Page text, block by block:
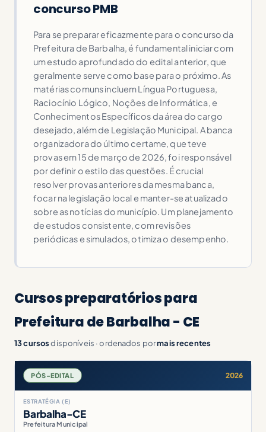
concurso PMB
Para se preparar eficazmente para o concurso da
Prefeitura de Barbalha, é fundamental iniciar com
um estudo aprofundado do edital anterior, que
geralmente serve como base para o próximo. As
matérias comuns incluem Língua Portuguesa,
Raciocínio Lógico, Noções de Informática, e
Conhecimentos Específicos da área do cargo
desejado, além de Legislação Municipal. A banca
organizadora do último certame, que teve
provas em 15 de março de 2026, foi responsável
por definir o estilo das questões. É crucial
resolver provas anteriores da mesma banca,
focar na legislação local e manter-se atualizado
sobre as notícias do município. Um planejamento
de estudos consistente, com revisões
periódicas e simulados, otimiza o desempenho.
Cursos preparatórios para
Prefeitura de Barbalha - CE
13 cursosdisponíveis · ordenados pormais recentes
PÓS-EDITAL 2026
ESTRATÉGIA (E)
Barbalha-CE
Prefeitura Municipal